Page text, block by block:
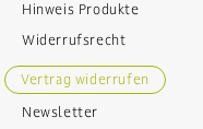
Hinweis Produkte
Widerrufsrecht
Vertrag widerrufen
Newsletter